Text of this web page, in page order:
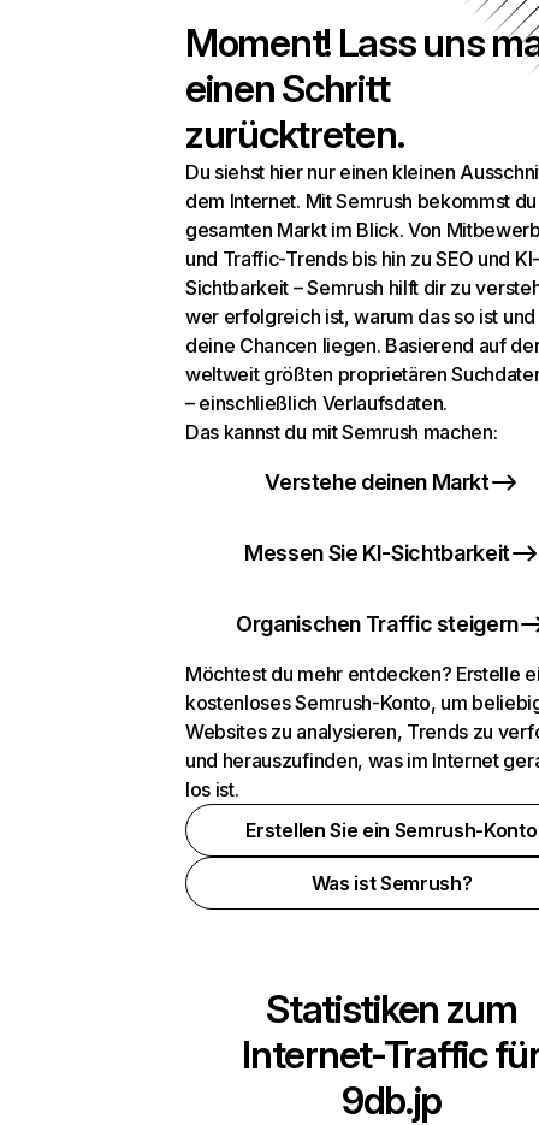
Moment! Lass uns
einen Schritt
zurücktreten.
Du siehst hier nur einen kleinen
dem Internet. Mit Semrush bekommst
gesamten Markt im Blick. Von
und Traffic-Trends bis hin zu SEO und KI-
Sichtbarkeit – Semrush hilft dir zu
wer erfolgreich ist, warum das so ist
deine Chancen liegen. Basierend auf
weltweit größten proprietären
– einschließlich Verlaufsdaten.
Das kannst du mit Semrush machen:
Verstehe deinen Markt
Messen Sie KI-Sichtbarkeit
Organischen Traffic steigern
Möchtest du mehr entdecken? Erstelle
kostenloses Semrush-Konto, um
Websites zu analysieren, Trends zu
und herauszufinden, was im Internet
los ist.
Erstellen Sie ein Semrush-Konto
Was ist Semrush?
Statistiken zum
Internet-Traffic
9db.jp